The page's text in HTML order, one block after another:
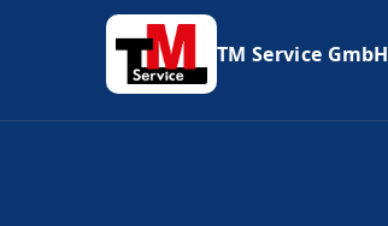
TM Service GmbH